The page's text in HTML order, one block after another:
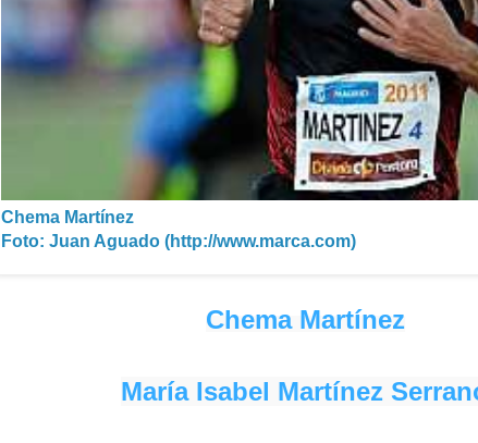
Chema Martínez
Foto: Juan Aguado (http://www.marca.com)
Chema Martínez
María Isabel Martínez